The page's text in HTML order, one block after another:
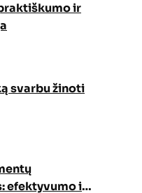
ir
svarbu žinoti
efektyvumo ir